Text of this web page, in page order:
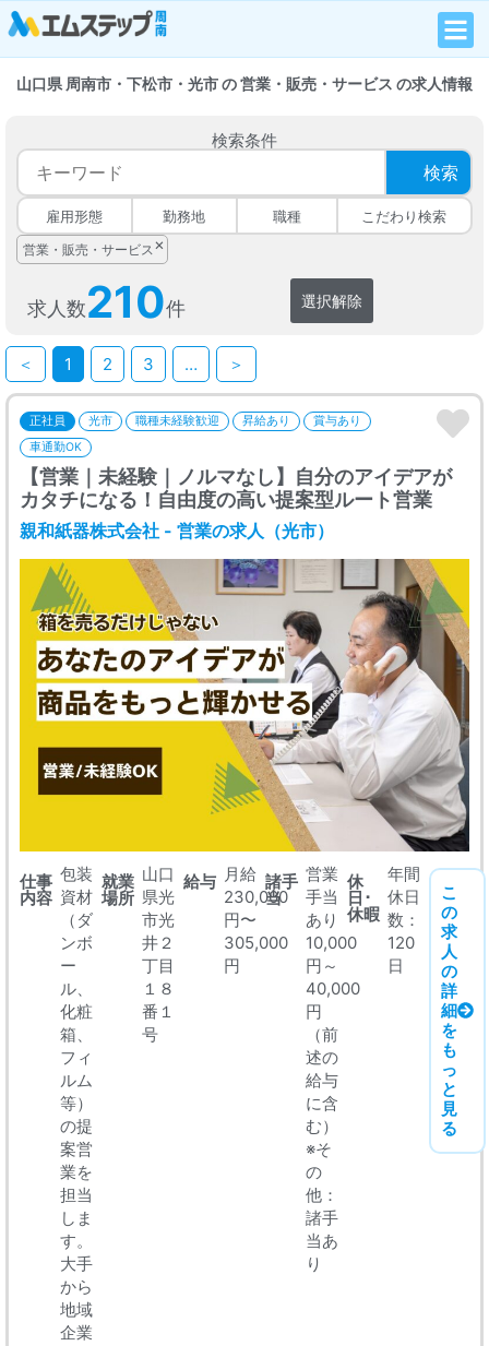
山口県 周南市・下松市・光市 の 営業・販売・サービス の求人情報
検索条件
検索
雇用形態 勤務地 職種 こだわり検索
営業・販売・サービス×
求人数210件 選択解除
＜ 1 2 3 … ＞
正社員 光市 職種未経験歓迎 昇給あり
賞与あり
車通勤OK
【営業｜未経験｜ノルマなし】自分のアイデアが
カタチになる！自由度の高い提案型ルート営業
親和紙器株式会社 - 営業の求人（光市）
仕事
内容
包装
資材
（ダ
ンボ
ー
ル、
化粧
箱、
フィ
ルム
等）
の提
案営
業を
担当
しま
す。
大手
から
地域
企業
就業
場所
山口
県光
市光
井２
丁目
１８
番１
号
給与 月給
230,000
円〜
305,000
円
諸手
当
営業
手当
あり
10,000
円～
40,000
円
（前
述の
給与
に含
む）
※そ
の
他：
諸手
当あ
り
休
日･
休暇
年間
休日
数：
120
日
こ
の
求
人
の
詳
細
を
も
っ
と
見
る